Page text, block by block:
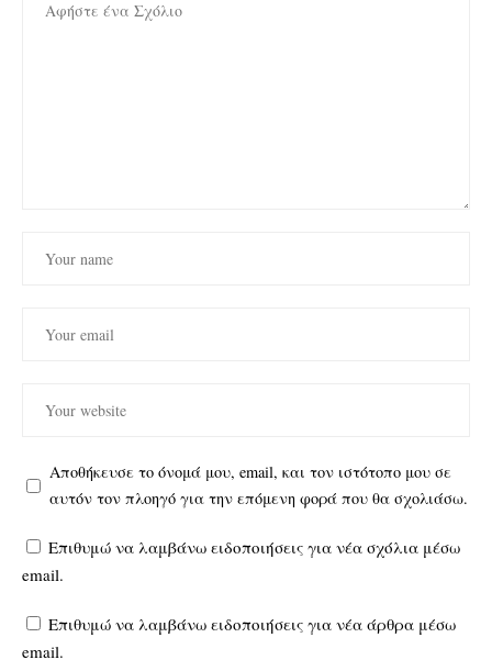
Αποθήκευσε το όνομά μου, email, και τον ιστότοπο μου σε
αυτόν τον πλοηγό για την επόμενη φορά που θα σχολιάσω.
Επιθυμώ να λαμβάνω ειδοποιήσεις για νέα σχόλια μέσω
email.
Επιθυμώ να λαμβάνω ειδοποιήσεις για νέα άρθρα μέσω
email.